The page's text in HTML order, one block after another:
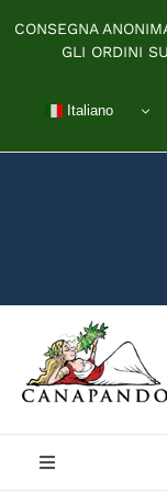
contenuto
CONSEGNA
GLI ORDINI
Italiano
Toggle